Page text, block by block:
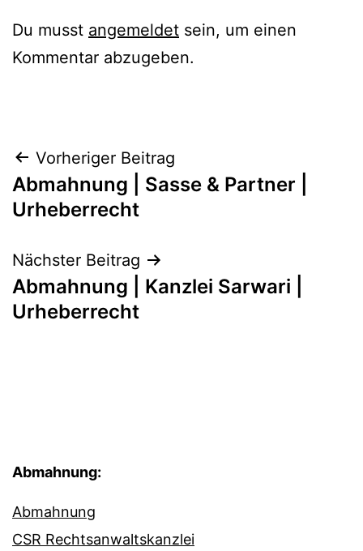
Du musst angemeldet sein, um einen
Kommentar abzugeben.
Beitragsnavigation
Vorheriger Beitrag
Abmahnung | Sasse & Partner |
Urheberrecht
Nächster Beitrag
Abmahnung | Kanzlei Sarwari |
Urheberrecht
Abmahnung:
Abmahnung
CSR Rechtsanwaltskanzlei